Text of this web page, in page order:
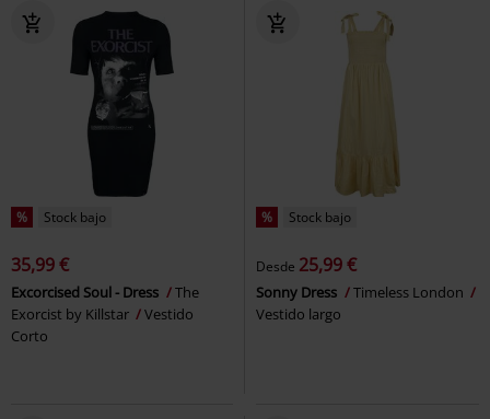
% Stock bajo
35,99 €
Excorcised Soul - Dress
The
Exorcist by Killstar
Vestido
Corto
% Stock bajo
Desde 25,99 €
Sonny Dress
Timeless London
Vestido largo